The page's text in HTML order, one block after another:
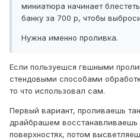
миниатюра начинает
банку за 700 р, чтобы
Нужна именно проливка.
Если пользуешся гвшными
стендовыми способами
то что использовал сам.
Первый вариант, проливаешь
драйбрашем восстанавливаешь
поверхностях, потом